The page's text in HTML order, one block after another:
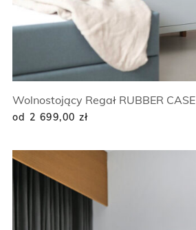
Wolnostojący Regał RUBBER CASE
od 2 699,00 zł